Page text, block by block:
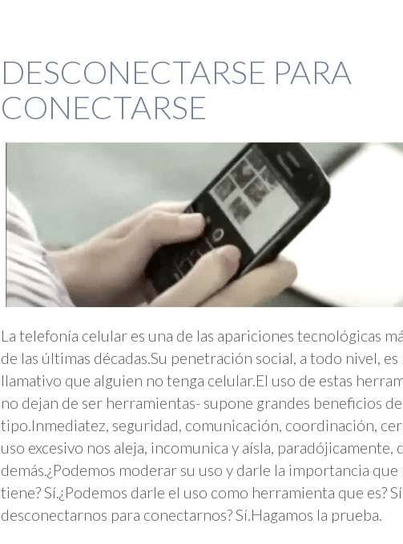
DESCONECTARSE PARA
CONECTARSE
La telefonía celular es una de las apariciones tecnológicas
de las últimas décadas.Su penetración social, a todo nivel, es
llamativo que alguien no tenga celular.El uso de estas
no dejan de ser herramientas- supone grandes beneficios
tipo.Inmediatez, seguridad, comunicación, coordinación,
uso excesivo nos aleja, incomunica y aísla, paradójicamente,
demás.¿Podemos moderar su uso y darle la importancia
tiene? Sí.¿Podemos darle el uso como herramienta que es?
desconectarnos para conectarnos? Sí.Hagamos la prueba.